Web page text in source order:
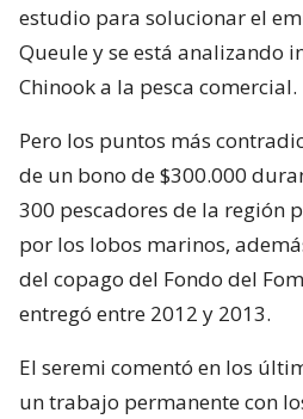
estudio para solucionar el
Queule y se está analizando
Chinook a la pesca comercial.
Pero los puntos más
de un bono de $300.000
300 pescadores de la región
por los lobos marinos,
del copago del Fondo del
entregó entre 2012 y 2013.
El seremi comentó en los
un trabajo permanente con